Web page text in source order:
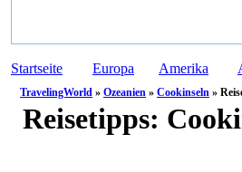
Startseite Europa Amerika
TravelingWorld » Ozeanien » Cookinseln »
Reisetipps: